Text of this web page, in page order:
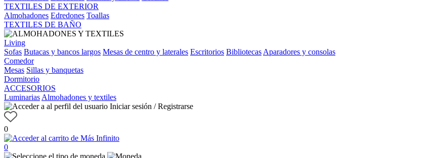
TEXTILES DE EXTERIOR
Almohadones Edredones Toallas
TEXTILES DE BAÑO
Living
Sofas Butacas y bancos largos Mesas de centro y laterales Escritorios Bibliotecas Aparadores y consolas
Comedor
Mesas Sillas y banquetas
Dormitorio
ACCESORIOS
Luminarias Almohadones y textiles
Iniciar sesión / Registrarse
0
0